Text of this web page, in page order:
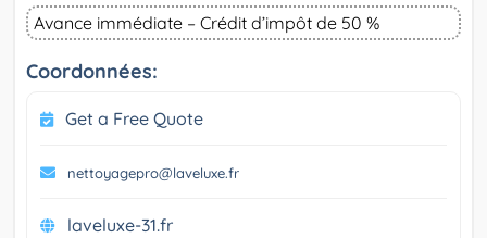
Avance immédiate – Crédit d’impôt de 50 %
Coordonnées:
Get a Free Quote
nettoyagepro@laveluxe.fr
laveluxe-31.fr